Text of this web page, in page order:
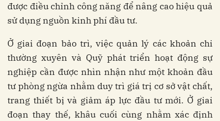
được điều chỉnh công năng để nâng cao hiệu quả
sử dụng nguồn kinh phí đầu tư.
Ở giai đoạn bảo trì, việc quản lý các khoản chi
thường xuyên và Quỹ phát triển hoạt động sự
nghiệp cần được nhìn nhận như một khoản đầu
tư phòng ngừa nhằm duy trì giá trị cơ sở vật chất,
trang thiết bị và giảm áp lực đầu tư mới. Ở giai
đoạn thay thế, khâu cuối cùng nhằm xác định